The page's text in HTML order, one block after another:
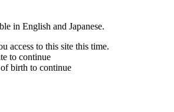
in English and Japanese.
access to this site this time.
to continue
birth to continue